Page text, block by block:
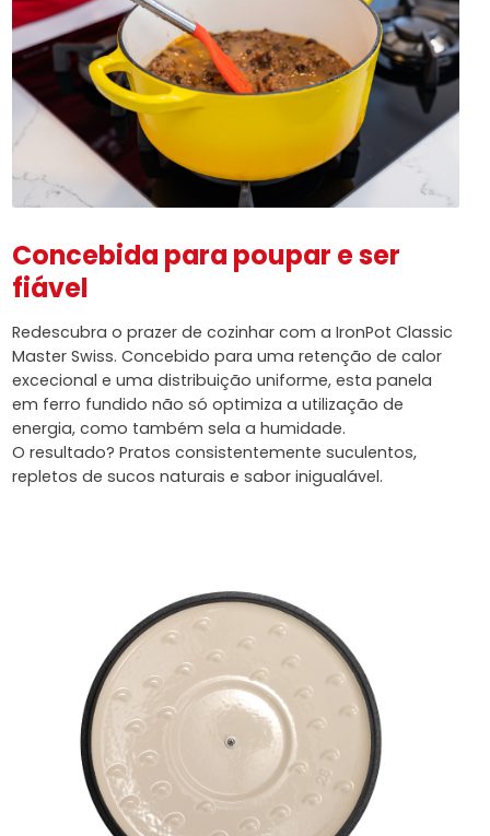
Concebida para poupar e ser
fiável
Redescubra o prazer de cozinhar com a IronPot Classic
Master Swiss. Concebido para uma retenção de calor
excecional e uma distribuição uniforme, esta panela
em ferro fundido não só optimiza a utilização de
energia, como também sela a humidade.
O resultado? Pratos consistentemente suculentos,
repletos de sucos naturais e sabor inigualável.